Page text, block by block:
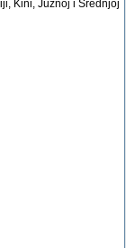
Kini, Južnoj i Srednjoj